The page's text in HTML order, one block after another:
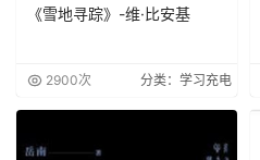
《雪地寻踪》-维·比安基
2900次 分类：学习充电